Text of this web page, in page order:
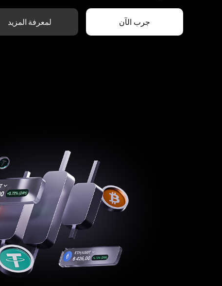
جرب الآن لمعرفة المزيد